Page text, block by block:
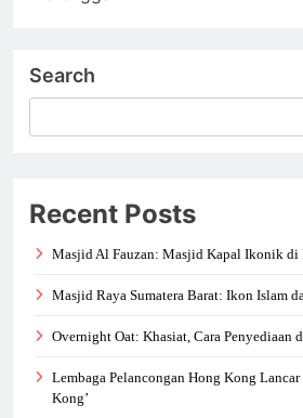
Search
Recent Posts
Masjid Al Fauzan: Masjid Kapal Ikonik di
Masjid Raya Sumatera Barat: Ikon Islam
Overnight Oat: Khasiat, Cara Penyediaan
Lembaga Pelancongan Hong Kong
Kong’